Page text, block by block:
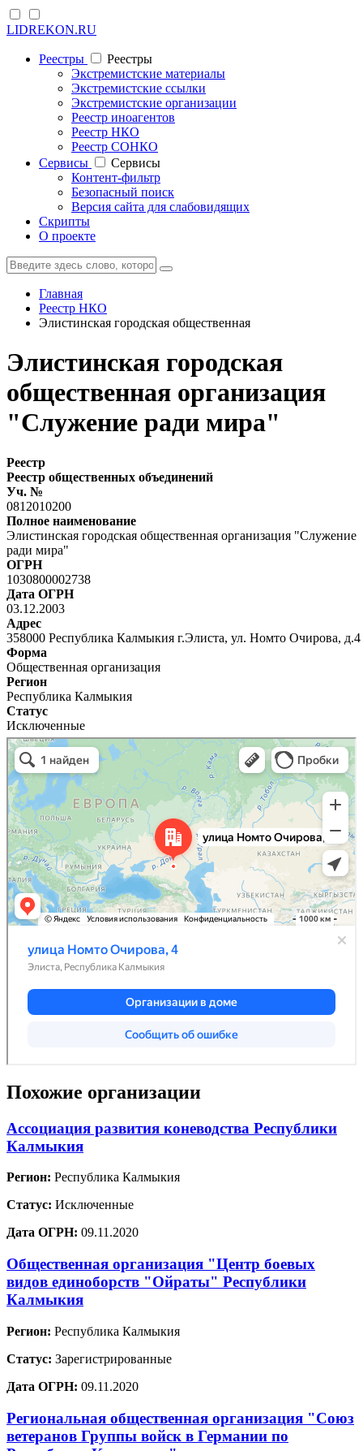
LIDREKON.RU
Реестры
Реестры
Экстремистские материалы
Экстремистские ссылки
Экстремистские организации
Реестр иноагентов
Реестр НКО
Реестр СОНКО
Cервисы
Cервисы
Контент-фильтр
Безопасный поиск
Версия сайта для слабовидящих
Скрипты
О проекте
Главная
Реестр НКО
Элистинская городская общественная
Элистинская городская
общественная организация
"Служение ради мира"
Реестр
Реестр общественных объединений
Уч. №
0812010200
Полное наименование
Элистинская городская общественная организация "Служение
ради мира"
ОГРН
1030800002738
Дата ОГРН
03.12.2003
Адрес
358000 Республика Калмыкия г.Элиста, ул. Номто Очирова, д.4
Форма
Общественная организация
Регион
Республика Калмыкия
Статус
Исключенные
Похожие организации
Ассоциация развития коневодства Республики
Калмыкия
Регион: Республика Калмыкия
Статус: Исключенные
Дата ОГРН: 09.11.2020
Общественная организация "Центр боевых
видов единоборств "Ойраты" Республики
Калмыкия
Регион: Республика Калмыкия
Статус: Зарегистрированные
Дата ОГРН: 09.11.2020
Региональная общественная организация "Союз
ветеранов Группы войск в Германии по